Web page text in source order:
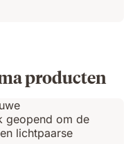
producten